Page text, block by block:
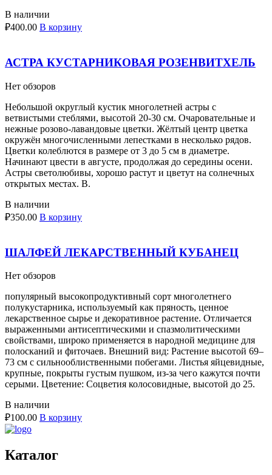
В наличии
₽400.00 В корзину
АСТРА КУСТАРНИКОВАЯ РОЗЕНВИТХЕЛЬ
Нет обзоров
Небольшой округлый кустик многолетней астры с
ветвистыми стеблями, высотой 20-30 см. Очаровательные и
нежные розово-лавандовые цветки. Жёлтый центр цветка
окружён многочисленными лепестками в несколько рядов.
Цветки колеблются в размере от 3 до 5 см в диаметре.
Начинают цвести в августе, продолжая до середины осени.
Астры светолюбивы, хорошо растут и цветут на солнечных
открытых местах. В.
В наличии
₽350.00 В корзину
ШАЛФЕЙ ЛЕКАРСТВЕННЫЙ КУБАНЕЦ
Нет обзоров
популярный высокопродуктивный сорт многолетнего
полукустарника, используемый как пряность, ценное
лекарственное сырье и декоративное растение. Отличается
выраженными антисептическими и спазмолитическими
свойствами, широко применяется в народной медицине для
полосканий и фиточаев. Внешний вид: Растение высотой 69–
73 см с сильнооблиственными побегами. Листья яйцевидные,
крупные, покрыты густым пушком, из-за чего кажутся почти
серыми. Цветение: Соцветия колосовидные, высотой до 25.
В наличии
₽100.00 В корзину
Каталог